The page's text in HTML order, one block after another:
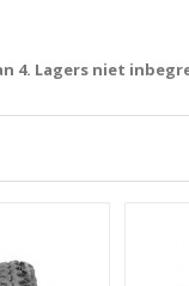
4. Lagers niet